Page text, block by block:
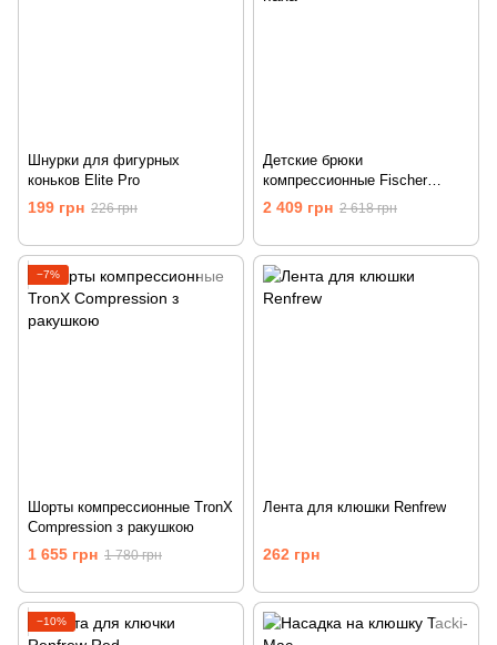
Шнурки для фигурных
коньков Elite Pro
199 грн 226 грн
Детские брюки
компрессионные Fischer
Compression с защитой паха
2 409 грн 2 618 грн
−7%
Шорты компрессионные TronX
Compression з ракушкою
1 655 грн 1 780 грн
Лента для клюшки Renfrew
262 грн
−10%